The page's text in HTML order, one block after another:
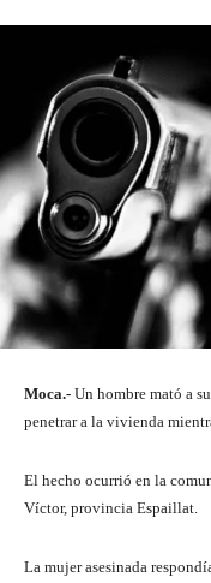
Moca.- Un hombre mató a
penetrar a la vivienda
El hecho ocurrió en la
Víctor, provincia Espaillat.
La mujer asesinada